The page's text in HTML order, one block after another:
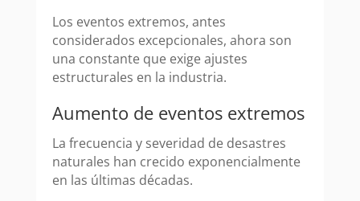
Los eventos extremos, antes
considerados excepcionales, ahora son
una constante que exige ajustes
estructurales en la industria.
Aumento de eventos extremos
La frecuencia y severidad de desastres
naturales han crecido exponencialmente
en las últimas décadas.